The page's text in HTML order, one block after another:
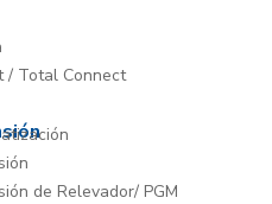
/ Total Connect
de Relevador/ PGM